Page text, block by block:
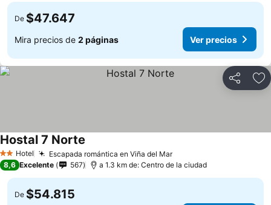
De $47.647
Mira precios de 2 páginas Ver precios
Compartir
2 Estrellas
Hotel Escapada romántica en Viña del MarVer precios
Hostal 7 Norte
8,6 Excelente 567 a 1.3 km de: Centro de la ciudad
De $54.815